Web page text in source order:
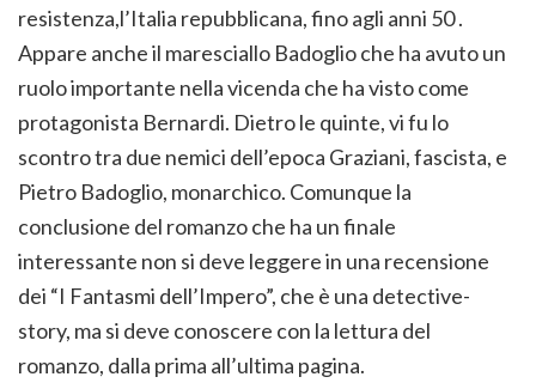
resistenza,l’Italia repubblicana, fino agli anni 50 .
Appare anche il maresciallo Badoglio che ha avuto un
ruolo importante nella vicenda che ha visto come
protagonista Bernardi. Dietro le quinte, vi fu lo
scontro tra due nemici dell’epoca Graziani, fascista, e
Pietro Badoglio, monarchico. Comunque la
conclusione del romanzo che ha un finale
interessante non si deve leggere in una recensione
dei “I Fantasmi dell’Impero”, che è una detective-
story, ma si deve conoscere con la lettura del
romanzo, dalla prima all’ultima pagina.